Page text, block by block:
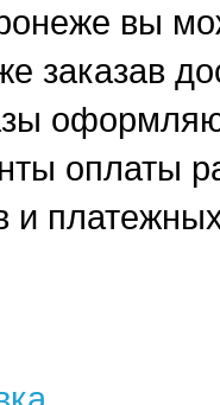
вы
заказав
оплаты
и